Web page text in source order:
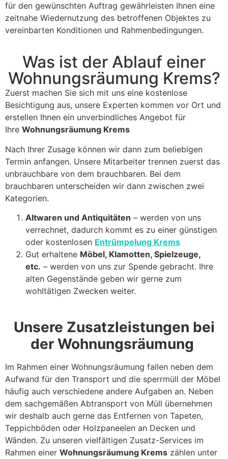
für den gewünschten Auftrag gewährleisten Ihnen eine
zeitnahe Wiedernutzung des betroffenen Objektes zu
vereinbarten Konditionen und Rahmenbedingungen.
Was ist der Ablauf einer
Wohnungsräumung Krems?
Zuerst machen Sie sich mit uns eine kostenlose
Besichtigung aus, unsere Experten kommen vor Ort und
erstellen Ihnen ein unverbindliches Angebot für
Ihre Wohnungsräumung Krems
Nach Ihrer Zusage können wir dann zum beliebigen
Termin anfangen. Unsere Mitarbeiter trennen zuerst das
unbrauchbare von dem brauchbaren. Bei dem
brauchbaren unterscheiden wir dann zwischen zwei
Kategorien.
Altwaren und Antiquitäten – werden von uns
verrechnet, dadurch kommt es zu einer günstigen
oder kostenlosen Entrümpelung Krems
Gut erhaltene Möbel, Klamotten, Spielzeuge,
etc. – werden von uns zur Spende gebracht. Ihre
alten Gegenstände geben wir gerne zum
wohltätigen Zwecken weiter.
Unsere Zusatzleistungen bei
der Wohnungsräumung
Im Rahmen einer Wohnungsräumung fallen neben dem
Aufwand für den Transport und die sperrmüll der Möbel
häufig auch verschiedene andere Aufgaben an. Neben
dem sachgemäßen Abtransport von Müll übernehmen
wir deshalb auch gerne das Entfernen von Tapeten,
Teppichböden oder Holzpaneelen an Decken und
Wänden. Zu unseren vielfältigen Zusatz-Services im
Rahmen einer Wohnungsräumung Krems zählen unter